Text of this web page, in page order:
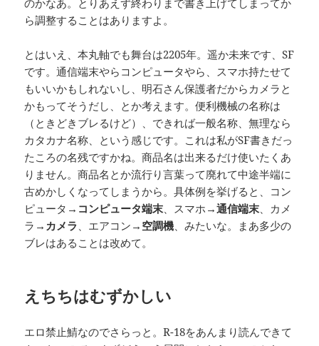
のかなあ。とりあえず終わりまで書き上げてしまってか
ら調整することはありますよ。
とはいえ、本丸軸でも舞台は2205年。遥か未来です、SF
です。通信端末やらコンピュータやら、スマホ持たせて
もいいかもしれないし、明石さん保護者だからカメラと
かもってそうだし、とか考えます。便利機械の名称は
（ときどきブレるけど）、できれば一般名称、無理なら
カタカナ名称、という感じです。これは私がSF書きだっ
たころの名残ですかね。商品名は出来るだけ使いたくあ
りません。商品名とか流行り言葉って廃れて中途半端に
古めかしくなってしまうから。具体例を挙げると、コン
ピュータ→ コンピュータ端末、スマホ→通信端末、カメ
ラ→ カメラ、エアコン→ 空調機、みたいな。まあ多少の
ブレはあることは改めて。
えちちはむずかしい
エロ禁止鯖なのでさらっと。R-18をあんまり読んできて